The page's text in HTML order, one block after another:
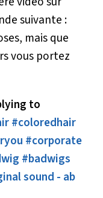
suivante :
mais que
vous portez
to
#coloredhair
#corporate
#badwigs
sound - ab